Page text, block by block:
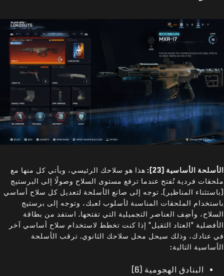
الأسلحة الأساسية (23):
هذا هو سلاحك الرئيسي، ويأتي كل منها مع
ملحقات فردية تُفتح عندما ترفع مستوى السلاح وصولًا إلى البرستيج
(باستثناء المناظير). توجه إلى صانع الأسلحة لتعديل كل سلاح أساسي
باستخدام الملحقات المناسبة لأسلوب لعبك، وتوجه إلى برستيج
السلاح، وأضِف العناصر التجميلية التي تفتحها. استفد من بطاقة
الأفضلية "العتاد الثقيل" إذا كنت تخطط لاستخدام سلاح أساسي آخر
في عتادك، وذلك سيحل محل سلاحك الثانوي. ترقب الأسلحة
الأساسية التالية:
البنادق الهجومية (6)